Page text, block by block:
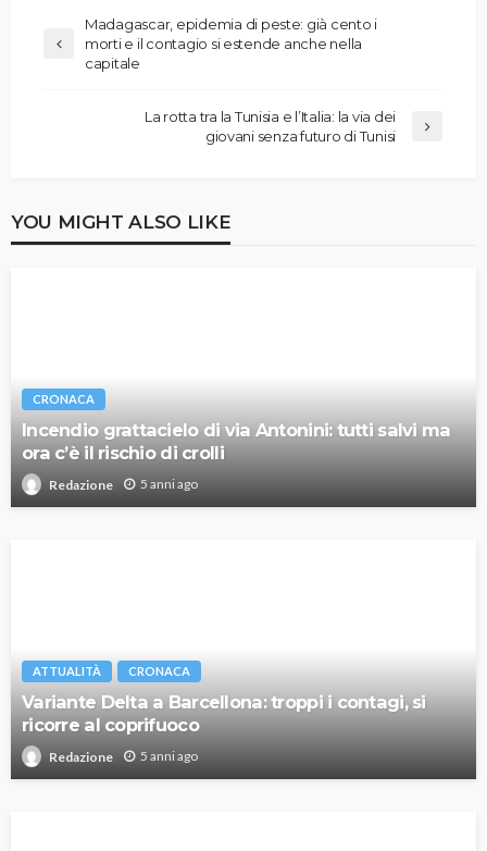
Madagascar, epidemia di peste: già cento i
morti e il contagio si estende anche nella
capitale
La rotta tra la Tunisia e l’Italia: la via dei
giovani senza futuro di Tunisi
YOU MIGHT ALSO LIKE
CRONACA
Incendio grattacielo di via Antonini: tutti salvi ma
ora c’è il rischio di crolli
Redazione 5 anni ago
ATTUALITÀ CRONACA
Variante Delta a Barcellona: troppi i contagi, si
ricorre al coprifuoco
Redazione 5 anni ago